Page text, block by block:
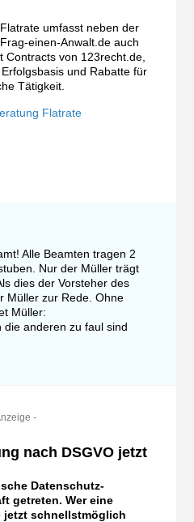
umfasst neben der
einen-Anwalt.de auch
von 123recht.de,
und Rabatte für
Tätigkeit.
Flatrate
Alle Beamten tragen 2
Nur der Müller trägt
dies der Vorsteher des
Müller zur Rede. Ohne
Müller:
die anderen zu faul sind
-
nach DSGVO jetzt
Datenschutz-
getreten. Wer eine
jetzt schnellstmöglich